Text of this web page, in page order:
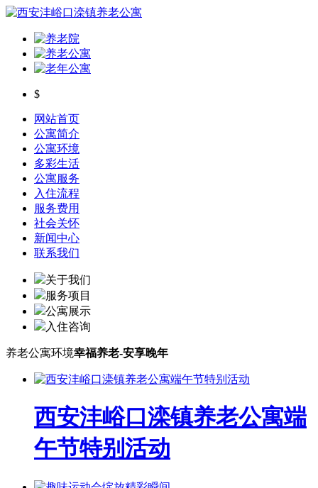
$
网站首页
公寓简介
公寓环境
多彩生活
公寓服务
入住流程
服务费用
社会关怀
新闻中心
联系我们
关于我们
服务项目
公寓展示
入住咨询
养老公寓环境幸福养老-安享晚年
西安沣峪口滦镇养老公寓端
午节特别活动